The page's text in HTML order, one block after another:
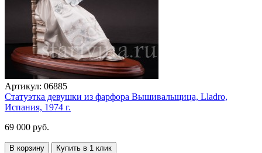
Артикул: 06885
Статуэтка девушки из фарфора Вышивальщица, Lladro,
Испания, 1974 г.
69 000 руб.
В корзину Купить в 1 клик